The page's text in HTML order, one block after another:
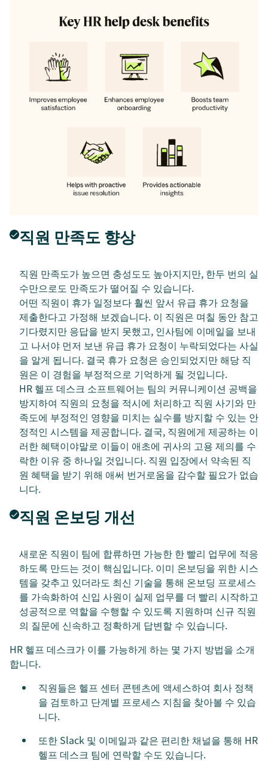
직원 만족도 향상
직원 만족도가 높으면 충성도도 높아지지만, 한두 번의 실
수만으로도 만족도가 떨어질 수 있습니다.
어떤 직원이 휴가 일정보다 훨씬 앞서 유급 휴가 요청을
제출한다고 가정해 보겠습니다. 이 직원은 며칠 동안 참고
기다렸지만 응답을 받지 못했고, 인사팀에 이메일을 보내
고 나서야 먼저 보낸 유급 휴가 요청이 누락되었다는 사실
을 알게 됩니다. 결국 휴가 요청은 승인되었지만 해당 직
원은 이 경험을 부정적으로 기억하게 될 것입니다.
HR 헬프 데스크 소프트웨어는 팀의 커뮤니케이션 공백을
방지하여 직원의 요청을 적시에 처리하고 직원 사기와 만
족도에 부정적인 영향을 미치는 실수를 방지할 수 있는 안
정적인 시스템을 제공합니다. 결국, 직원에게 제공하는 이
러한 혜택이야말로 이들이 애초에 귀사의 고용 제의를 수
락한 이유 중 하나일 것입니다. 직원 입장에서 약속된 직
원 혜택을 받기 위해 애써 번거로움을 감수할 필요가 없습
니다.
직원 온보딩 개선
새로운 직원이 팀에 합류하면 가능한 한 빨리 업무에 적응
하도록 만드는 것이 핵심입니다. 이미 온보딩을 위한 시스
템을 갖추고 있더라도 최신 기술을 통해 온보딩 프로세스
를 가속화하여 신입 사원이 실제 업무를 더 빨리 시작하고
성공적으로 역할을 수행할 수 있도록 지원하며 신규 직원
의 질문에 신속하고 정확하게 답변할 수 있습니다.
HR 헬프 데스크가 이를 가능하게 하는 몇 가지 방법을 소개
합니다.
직원들은 헬프 센터 콘텐츠에 액세스하여 회사 정책
을 검토하고 단계별 프로세스 지침을 찾아볼 수 있습
니다.
또한 Slack 및 이메일과 같은 편리한 채널을 통해 HR
헬프 데스크 팀에 연락할 수도 있습니다.